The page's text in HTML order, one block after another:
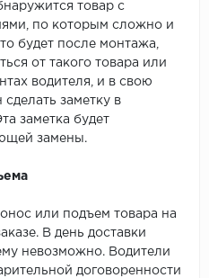
товар с
по которым сложно и
будет после монтажа,
от такого товара или
водителя, и в свою
заметку в
заметка будет
замены.
или подъем товара на
В день доставки
невозможно. Водители
договоренности